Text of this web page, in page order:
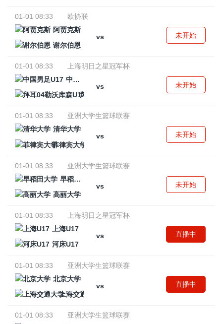
01-01 08:33
欧协联
阿贾克斯
vs
谢尔伯恩
未开始
01-01 08:33
上海明日之星冠军杯
中国男足U17
vs
拜耳04勒沃库森U17
未开始
01-01 08:33
亚洲大学生篮球联赛
清华大学
vs
菲律宾大学
未开始
01-01 08:33
亚洲大学生篮球联赛
早稻田大学
vs
高丽大学
未开始
01-01 08:33
上海明日之星冠军杯
上海U17
vs
河床U17
直播中
01-01 08:33
亚洲大学生篮球联赛
北京大学
vs
上海交通大学
直播中
01-01 08:33
亚洲大学生篮球联赛